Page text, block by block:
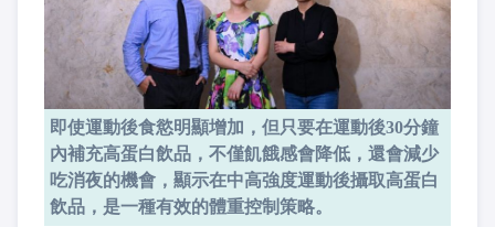
即使運動後食慾明顯增加，但只要在運動後30分鐘
內補充高蛋白飲品，不僅飢餓感會降低，還會減少
吃消夜的機會，顯示在中高強度運動後攝取高蛋白
飲品，是一種有效的體重控制策略。